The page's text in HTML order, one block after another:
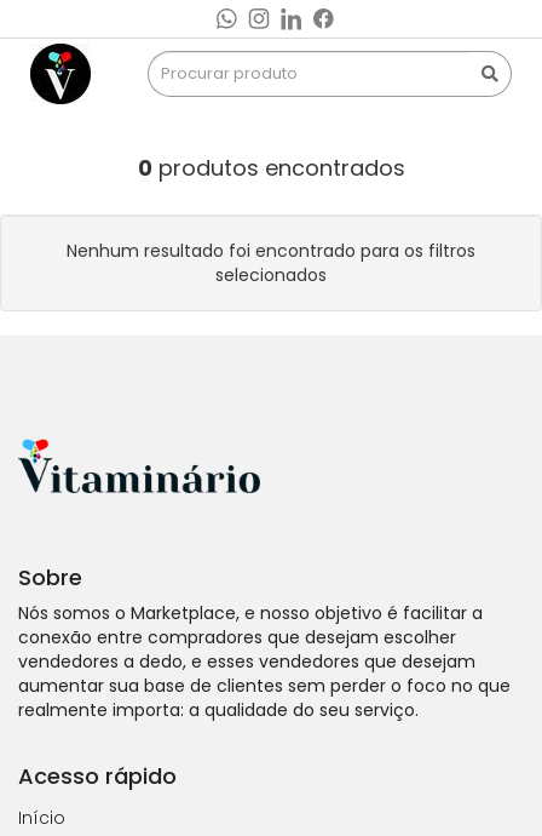
0 produtos encontrados
Nenhum resultado foi encontrado para os filtros
selecionados
Sobre
Nós somos o Marketplace, e nosso objetivo é facilitar a
conexão entre compradores que desejam escolher
vendedores a dedo, e esses vendedores que desejam
aumentar sua base de clientes sem perder o foco no que
realmente importa: a qualidade do seu serviço.
Acesso rápido
Início